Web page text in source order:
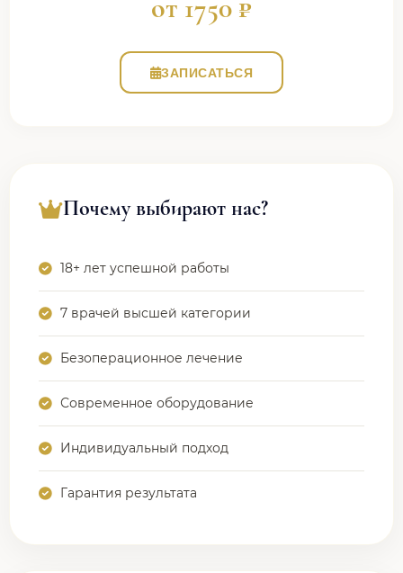
от 1750 ₽
ЗАПИСАТЬСЯ
Почему выбирают нас?
18+ лет успешной работы
7 врачей высшей категории
Безоперационное лечение
Современное оборудование
Индивидуальный подход
Гарантия результата